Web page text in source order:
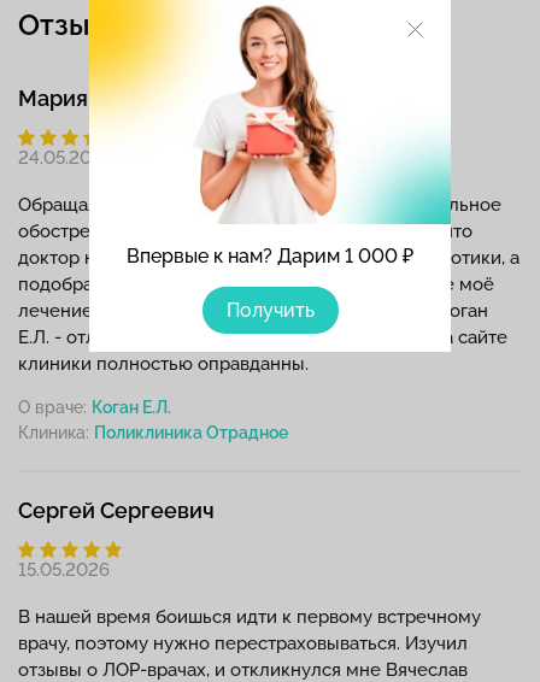
Впервые к нам? Дарим 1 000 ₽
Получить
Отзывы
Мария Лосева
24.05.2026
Обращалась к Елене Львовне, когда началось сильное
обострение после простуды. Мне понравилось, что
доктор не стала сразу назначать сильные антибиотики, а
подобрала щадящую схему и процедуры. В итоге моё
лечение гайморита прошло успешно и быстро. Коган
Е.Л. - отличный ЛОР-специалист, отзывы о ней на сайте
клиники полностью оправданны.
О враче: Коган Е.Л.
Клиника:
Сергей Сергеевич
15.05.2026
В нашей время боишься идти к первому встречному
врачу, поэтому нужно перестраховываться. Изучил
отзывы о ЛОР-врачах, и откликнулся мне Вячеслав